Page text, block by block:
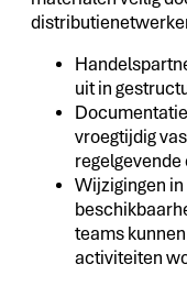
uit in
vroegtijdig
Wijzigingen
teams
activiteiten